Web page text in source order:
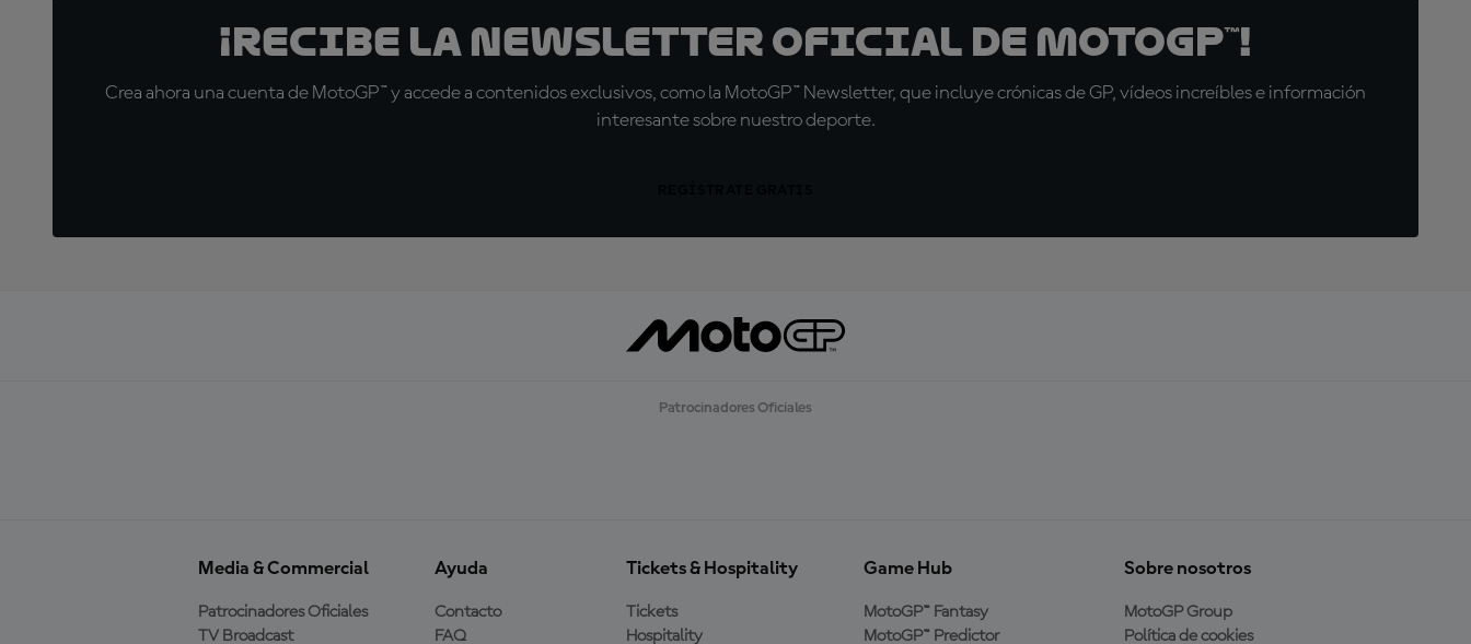
¡Recibe la Newsletter oficial de MotoGP™!
Crea ahora una cuenta de MotoGP™ y accede a contenidos exclusivos, como la MotoGP™ Newsletter, que incluye crónicas de GP, vídeos increíbles e información
interesante sobre nuestro deporte.
Patrocinadores Oficiales
Media & Commercial
Patrocinadores Oficiales
TV Broadcast
Ayuda
Contacto
FAQ
Tickets & Hospitality
Tickets
Hospitality
Game Hub
MotoGP™ Fantasy
MotoGP™ Predictor
Sobre nosotros
MotoGP Group
Política de cookies